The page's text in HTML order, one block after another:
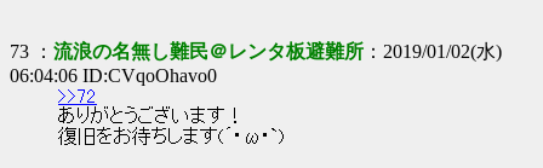
73 ： 流浪の名無し難民＠レンタ板避難所 ：2019/01/02(水)
06:04:06 ID:CVqoOhavo0
>>72
ありがとうございます！
復旧をお待ちします(´･ω･`)